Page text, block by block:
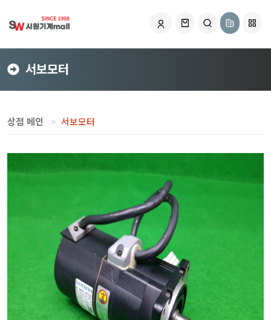
서보모터
상점 메인 서보모터